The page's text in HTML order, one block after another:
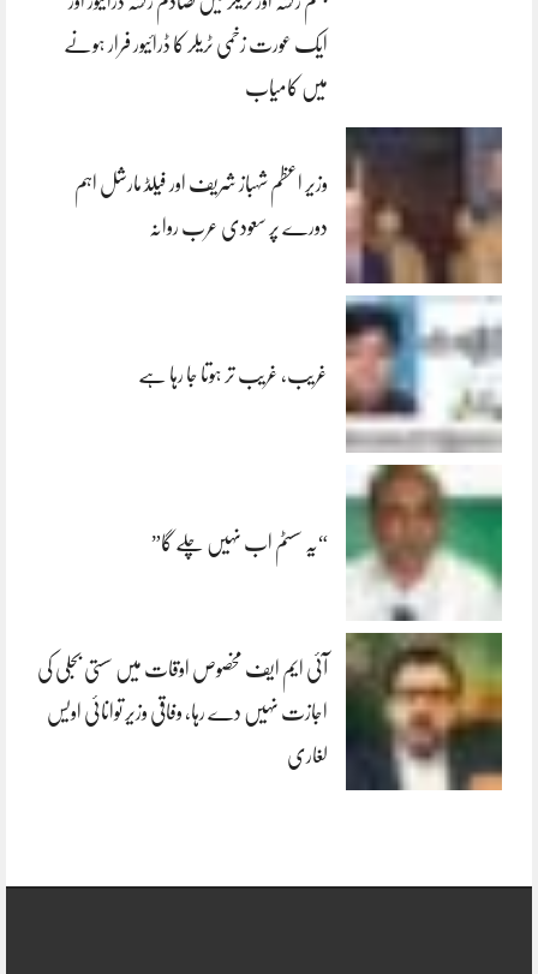
ایک عورت زخمی ٹریلر کا ڈرائیور فرار ہونے
میں کامیاب
وزیر اعظم شہباز شریف اور فیلڈ مارشل اہم
دورے پر سعودی عرب روانہ
غریب، غریب تر ہوتا جا رہا ہے
“یہ سسٹم اب نہیں چلے گا”
آئی ایم ایف مخصوص اوقات میں سستی بجلی کی
اجازت نہیں دے رہا، وفاقی وزیر توانائی اویس
لغاری